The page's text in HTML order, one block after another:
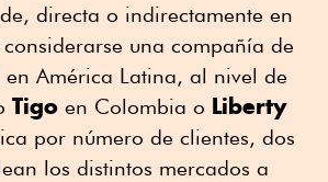
directa o indirectamente en
una compañía de
América Latina, al nivel de
Tigo en Colombia o Liberty
por número de clientes, dos
los distintos mercados a